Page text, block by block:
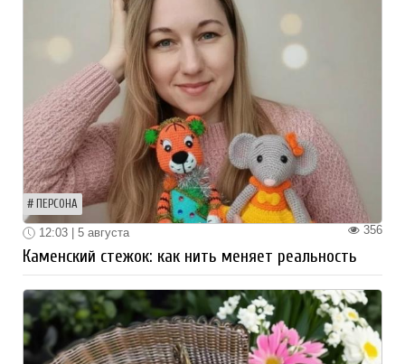
ПЕРСОНА
356
12:03 | 5 августа
Каменский стежок: как нить меняет реальность